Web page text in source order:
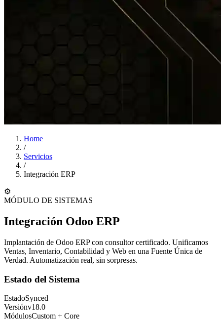
Home
/
Servicios
/
Integración ERP
⚙️
MÓDULO DE SISTEMAS
Integración Odoo ERP
Implantación de Odoo ERP con consultor certificado. Unificamos
Ventas, Inventario, Contabilidad y Web en una Fuente Única de
Verdad. Automatización real, sin sorpresas.
Estado del Sistema
EstadoSynced
Versiónv18.0
MódulosCustom + Core